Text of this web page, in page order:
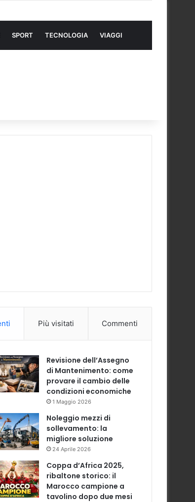
SPORT TECNOLOGIA VIAGGI
Più visitati Commenti
Revisione dell’Assegno
di Mantenimento: come
provare il cambio delle
condizioni economiche
1 Maggio 2026
Noleggio mezzi di
sollevamento: la
migliore soluzione
24 Aprile 2026
Coppa d’Africa 2025,
ribaltone storico: il
Marocco campione a
tavolino dopo due mesi